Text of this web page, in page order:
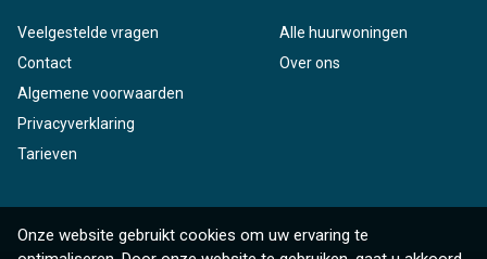
Veelgestelde vragen
Contact
Algemene voorwaarden
Privacyverklaring
Tarieven
Alle huurwoningen
Over ons
Onze website gebruikt cookies om uw ervaring te